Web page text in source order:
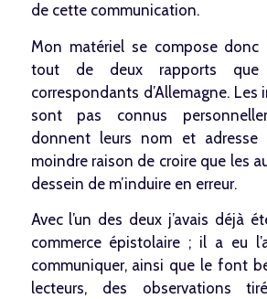
de cette communication.
Mon matériel se compose
tout de deux rapports que
correspondants d’Allemagne. Les
sont pas connus
donnent leurs nom et
moindre raison de croire que les
dessein de m’induire en erreur.
Avec l’un des deux j’avais déjà
commerce épistolaire ; il a eu
communiquer, ainsi que le font
lecteurs, des observations